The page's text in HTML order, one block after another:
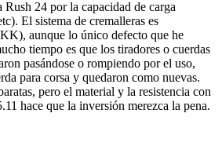
24 por la capacidad de carga
El sistema de cremalleras es
aunque lo único defecto que he
tiempo es que los tiradores o cuerdas
pasándose o rompiendo por el uso,
para corsa y quedaron como nuevas.
pero el material y la resistencia con
hace que la inversión merezca la pena.